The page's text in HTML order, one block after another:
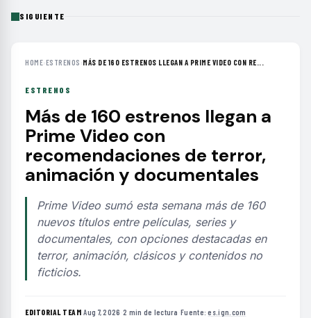
SIGUIENTE
HOME›ESTRENOS ›MÁS DE 160 ESTRENOS LLEGAN A PRIME VIDEO CON RE...
ESTRENOS
Más de 160 estrenos llegan a
Prime Video con
recomendaciones de terror,
animación y documentales
Prime Video sumó esta semana más de 160
nuevos títulos entre películas, series y
documentales, con opciones destacadas en
terror, animación, clásicos y contenidos no
ficticios.
EDITORIAL TEAM·Aug 7, 2026 ·2 min de lectura ·Fuente:es.ign.com